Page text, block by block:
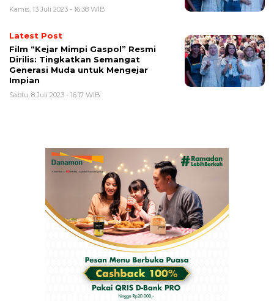
Kamis, 13 Juli 2023 - 16:38 WIB
Latest Post
Film “Kejar Mimpi Gaspol” Resmi
Dirilis: Tingkatkan Semangat
Generasi Muda untuk Mengejar
Impian
Sabtu, 8 Juli 2023 - 16:17 WIB